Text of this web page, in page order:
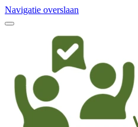
Navigatie overslaan